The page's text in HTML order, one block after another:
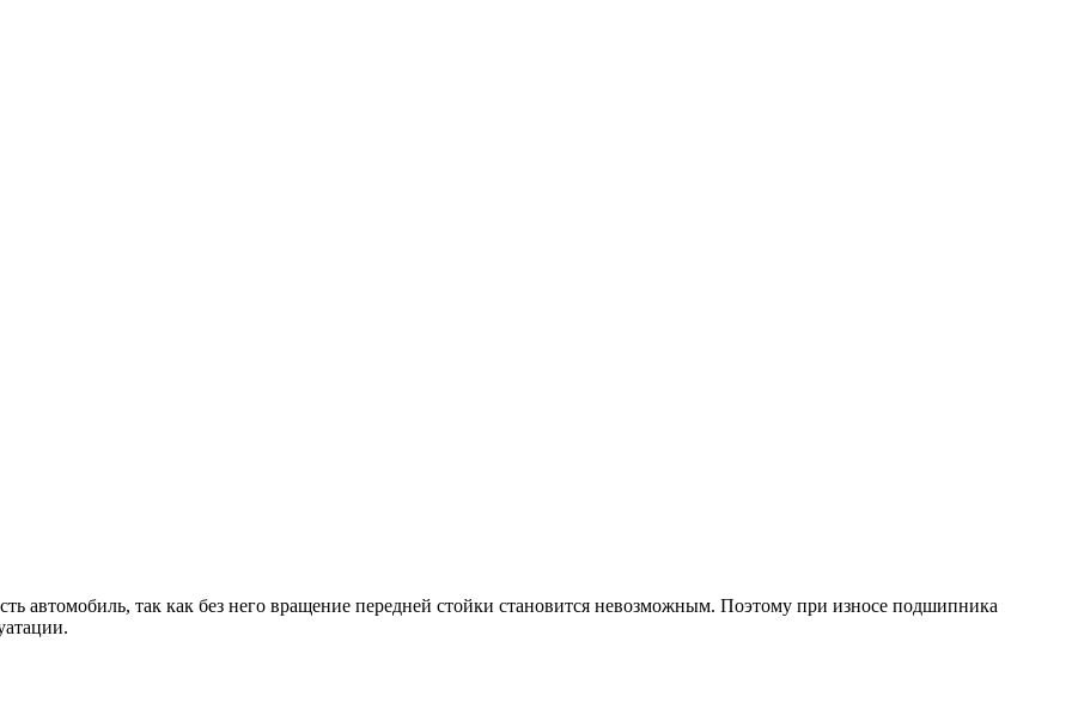
автомобиль, так как без него вращение передней стойки становится невозможным. Поэтому при износе подшипника